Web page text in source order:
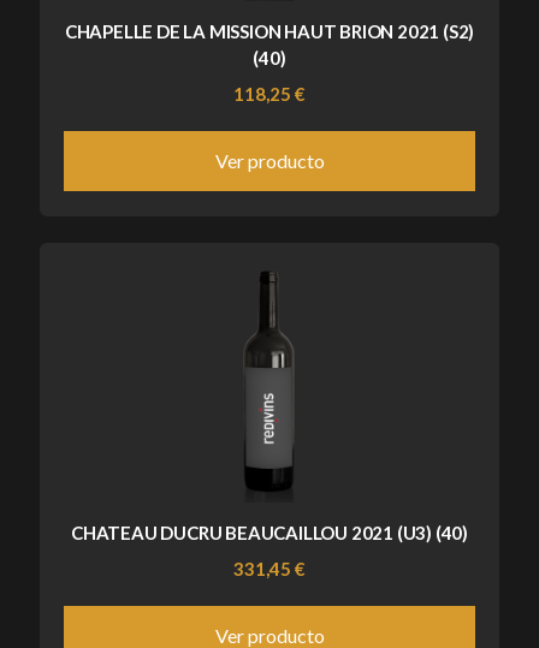
CHAPELLE DE LA MISSION HAUT BRION 2021 (S2)
(40)
118,25 €
Ver producto
CHATEAU DUCRU BEAUCAILLOU 2021 (U3) (40)
331,45 €
Ver producto